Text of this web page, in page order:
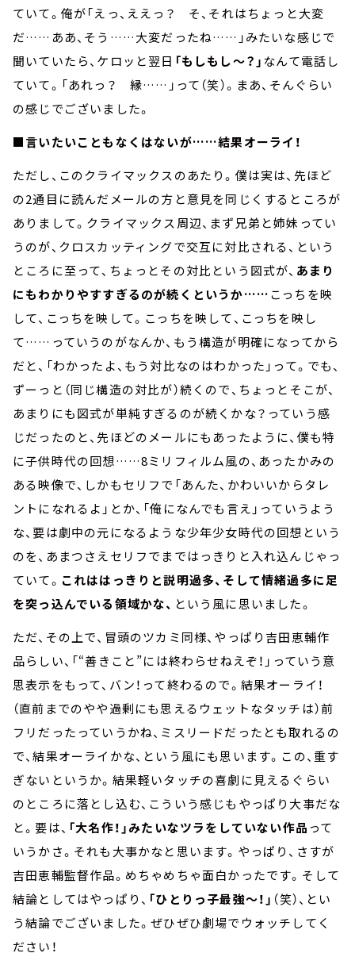
ていて。俺が「えっ、ええっ？ そ、それはちょっと大変
だ……ああ、そう……大変だったね……」みたいな感じで
聞いていたら、ケロッと翌日 「もしもし～？」 なんて電話し
ていて。「あれっ？ 縁……」って（笑）。まあ、そんぐらい
の感じでございました。
■言いたいこともなくはないが……結果オーライ！
ただし、このクライマックスのあたり。僕は実は、先ほど
の2通目に読んだメールの方と意見を同じくするところが
ありまして。クライマックス周辺、まず兄弟と姉妹ってい
うのが、クロスカッティングで交互に対比される、という
ところに至って、ちょっとその対比という図式が、 あまり
にもわかりやすすぎるのが続くというか……こっちを映
して、こっちを映して。こっちを映して、こっちを映し
て……っていうのがなんか、もう構造が明確になってから
だと、「わかったよ、もう対比なのはわかった」って。でも、
ずーっと（同じ構造の対比が）続くので、ちょっとそこが、
あまりにも図式が単純すぎるのが続くかな？っていう感
じだったのと、先ほどのメールにもあったように、僕も特
に子供時代の回想……8ミリフィルム風の、あったかみの
ある映像で、しかもセリフで「あんた、かわいいからタレ
ントになれるよ」とか、「俺になんでも言え」っていうよう
な、要は劇中の元になるような少年少女時代の回想という
のを、あまつさえセリフでまではっきりと入れ込んじゃっ
ていて。 これははっきりと説明過多、そして情緒過多に足
を突っ込んでいる領域かな、 という風に思いました。
ただ、その上で、冒頭のツカミ同様、やっぱり吉田恵輔作
品らしい、「“善きこと”には終わらせねえぞ！」っていう意
思表示をもって、バン！って終わるので。結果オーライ！
（直前までのやや過剰にも思えるウェットなタッチは）前
フリだったっていうかね、ミスリードだったとも取れるの
で、結果オーライかな、という風にも思います。この、重す
ぎないというか。結果軽いタッチの喜劇に見えるぐらい
のところに落とし込む、こういう感じもやっぱり大事だな
と。要は、 「大名作！」みたいなツラをしていない作品 って
いうかさ。それも大事かなと思います。やっぱり、さすが
吉田恵輔監督作品。めちゃめちゃ面白かったです。そして
結論としてはやっぱり、 「ひとりっ子最強～！」 （笑）、とい
う結論でございました。ぜひぜひ劇場でウォッチしてく
ださい！